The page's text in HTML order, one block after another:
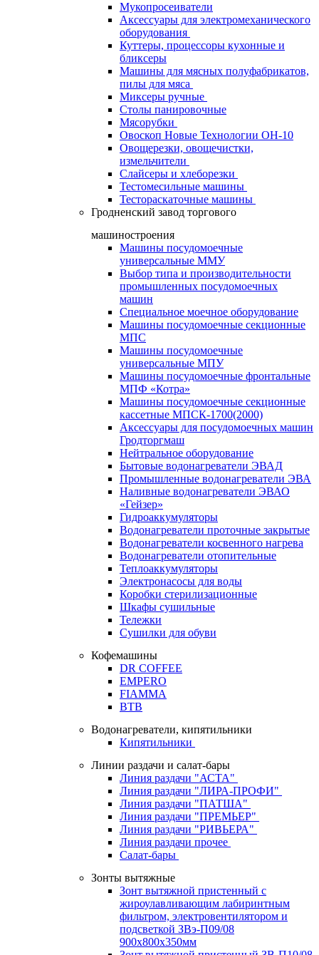
Мукопросеиватели
Аксессуары для электромеханического
оборудования
Куттеры, процессоры кухонные и
бликсеры
Машины для мясных полуфабрикатов,
пилы для мяса
Миксеры ручные
Столы панировочные
Мясорубки
Овоскоп Новые Технологии ОН-10
Овощерезки, овощечистки,
измельчители
Слайсеры и хлеборезки
Тестомесильные машины
Тестораскаточные машины
Гродненский завод торгового
машиностроения
Машины посудомоечные
универсальные ММУ
Выбор типа и производительности
промышленных посудомоечных
машин
Специальное моечное оборудование
Машины посудомоечные секционные
МПС
Машины посудомоечные
универсальные МПУ
Машины посудомоечные фронтальные
МПФ «Котра»
Машины посудомоечные секционные
кассетные МПСК-1700(2000)
Аксессуары для посудомоечных машин
Гродторгмаш
Нейтральное оборудование
Бытовые водонагреватели ЭВАД
Промышленные водонагреватели ЭВА
Наливные водонагреватели ЭВАО
«Гейзер»
Гидроаккумуляторы
Водонагреватели проточные закрытые
Водонагреватели косвенного нагрева
Водонагреватели отопительные
Теплоаккумуляторы
Электронасосы для воды
Коробки стерилизационные
Шкафы сушильные
Тележки
Сушилки для обуви
Кофемашины
DR COFFEE
EMPERO
FIAMMA
BTB
Водонагреватели, кипятильники
Кипятильники
Линии раздачи и салат-бары
Линия раздачи "АСТА"
Линия раздачи "ЛИРА-ПРОФИ"
Линия раздачи "ПАТША"
Линия раздачи "ПРЕМЬЕР"
Линия раздачи "РИВЬЕРА"
Линия раздачи прочее
Салат-бары
Зонты вытяжные
Зонт вытяжной пристенный с
жироулавливающим лабиринтным
фильтром, электровентилятором и
подсветкой ЗВэ-П09/08
900х800х350мм